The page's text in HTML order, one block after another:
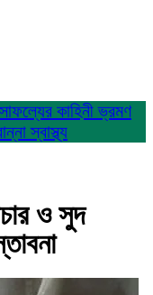
সাফল্যের কাহিনীভ্রমণ
স্বাস্থ্য
ও সুদ